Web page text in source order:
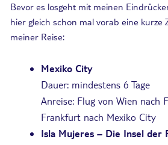
Bevor es losgeht mit meinen
hier gleich schon mal vorab eine kurze
meiner Reise:
Mexiko City
Dauer: mindestens 6 Tage
Anreise: Flug von Wien nach
Frankfurt nach Mexiko City
Isla Mujeres – Die Insel der